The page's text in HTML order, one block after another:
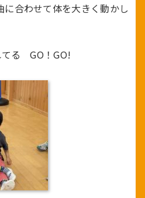
に合わせて体を大きく動かし
る GO！GO!